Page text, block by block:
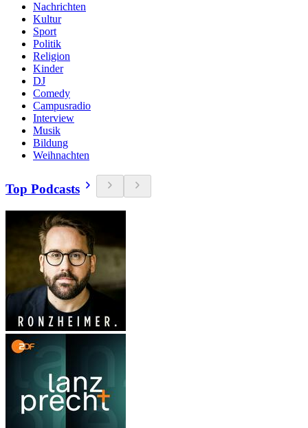
Nachrichten
Kultur
Sport
Politik
Religion
Kinder
DJ
Comedy
Campusradio
Interview
Musik
Bildung
Weihnachten
Top Podcasts